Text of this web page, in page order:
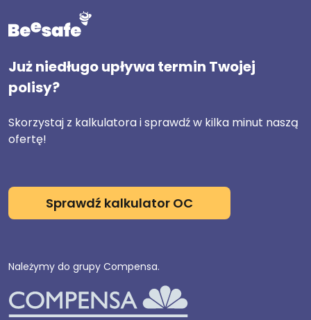
Już niedługo upływa termin Twojej
polisy?
Skorzystaj z kalkulatora i sprawdź w kilka minut naszą
ofertę!
Sprawdź kalkulator OC
Należymy do grupy Compensa.